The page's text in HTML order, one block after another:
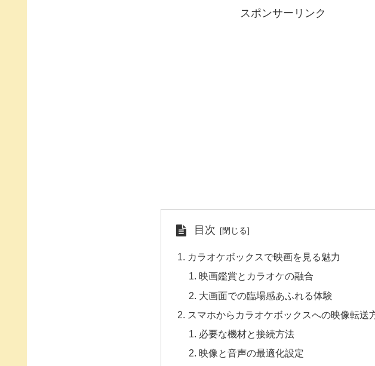
スポンサーリンク
目次
カラオケボックスで映画を見る魅力
映画鑑賞とカラオケの融合
大画面での臨場感あふれる体験
スマホからカラオケボックスへの映像転送
必要な機材と接続方法
映像と音声の最適化設定